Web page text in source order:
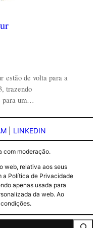
de volta para a
trazendo
para um…
LINKEDIN
com moderação.
web, relativa aos seus
a Política de Privacidade
apenas usada para
da web. Ao